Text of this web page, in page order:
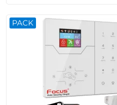
recevez des notifications
vos alarmes en un clic.
Internet, ce dispositif
tranquillité
Protégez votre domicile ou
de qualité professionnelle
engagement. Sécurisez
aujourd’hui avec une
PACK